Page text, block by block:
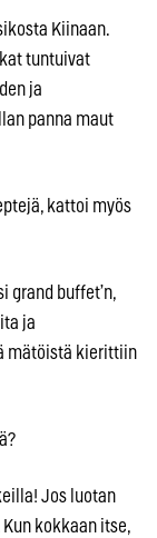
Kiinaan.
tuntuivat
ja
panna maut
kattoi myös
grand buffet’n,
ja
mätöistä kierittiin
Jos luotan
kokkaan itse,